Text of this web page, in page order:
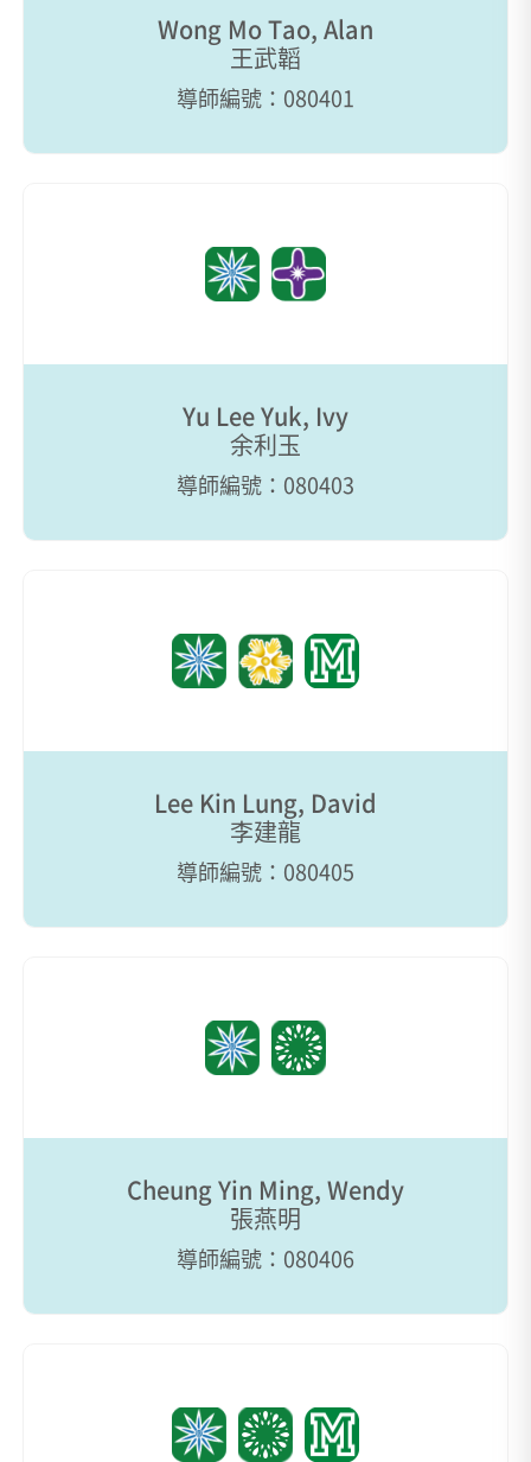
Wong Mo Tao, Alan
王武韜
導師編號：080401
Yu Lee Yuk, Ivy
余利玉
導師編號：080403
Lee Kin Lung, David
李建龍
導師編號：080405
Cheung Yin Ming, Wendy
張燕明
導師編號：080406